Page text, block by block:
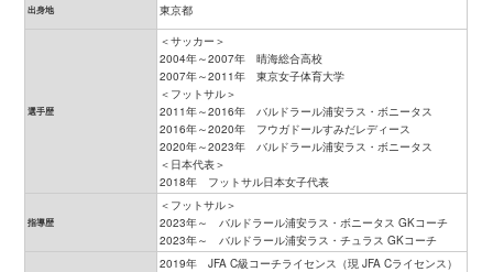
出身地 東京都
選手歴
＜サッカー＞
2004年～2007年 晴海総合高校
2007年～2011年 東京女子体育大学
＜フットサル＞
2011年～2016年 バルドラール浦安ラス・ボニータス
2016年～2020年 フウガドールすみだレディース
2020年～2023年 バルドラール浦安ラス・ボニータス
＜日本代表＞
2018年 フットサル日本女子代表
指導歴
＜フットサル＞
2023年～ バルドラール浦安ラス・ボニータス GKコーチ
2023年～ バルドラール浦安ラス・チュラス GKコーチ
2019年 JFA C級コーチライセンス（現 JFA Cライセンス）